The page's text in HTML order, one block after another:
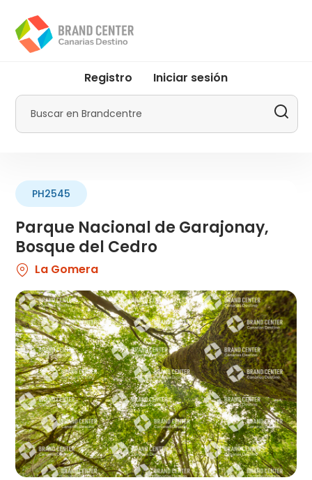
contenido
principal
menu
Promotur
Registro Iniciar sesión
Buscar
Parque Nacional de Garajonay,
Bosque del Cedro
PH2545
La Gomera